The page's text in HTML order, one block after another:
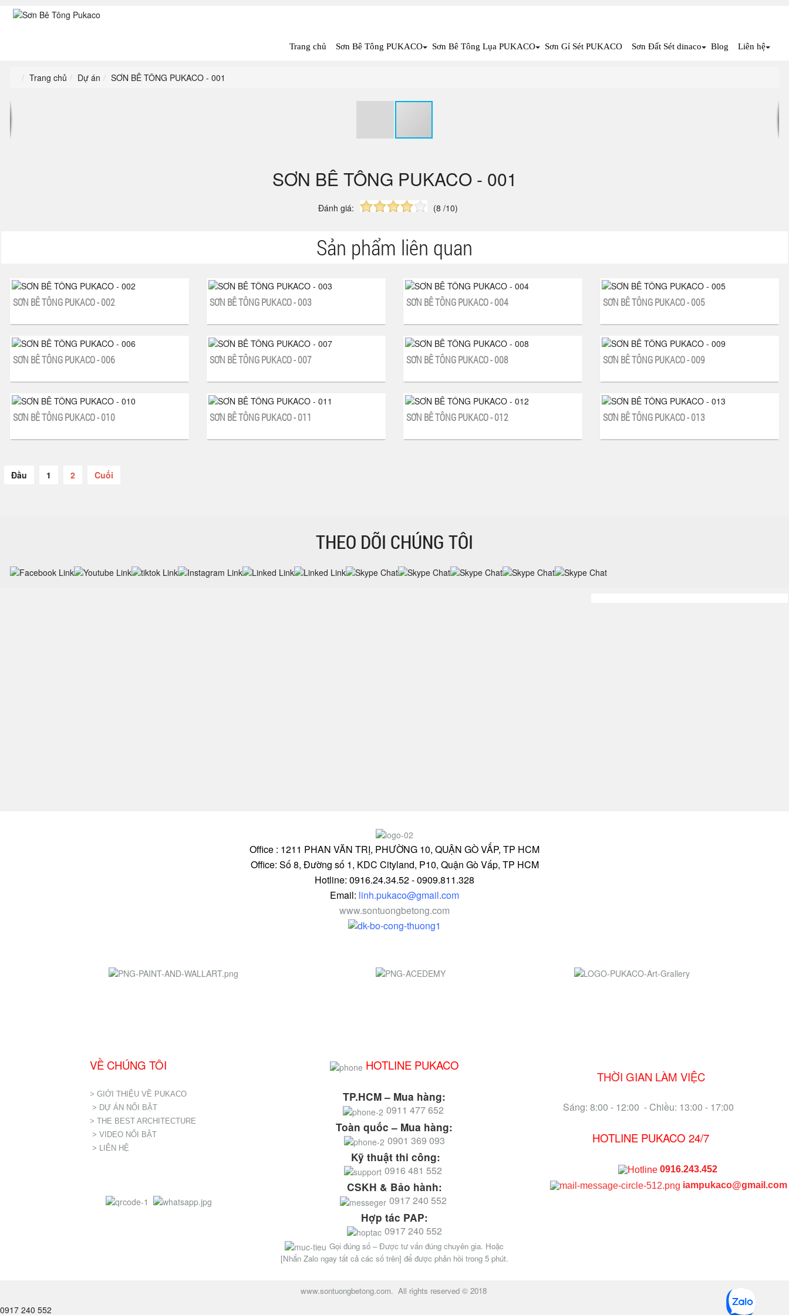
Trang chủ Sơn Bê Tông PUKACO Sơn Bê Tông Lụa PUKACO Sơn Gỉ Sét PUKACO Sơn Đất Sét dinaco Blog Liên hệ
Trang chủ Dự án SƠN BÊ TÔNG PUKACO - 001
SƠN BÊ TÔNG PUKACO - 001
Đánh giá: (8 /10)
Sản phẩm liên quan
SƠN BÊ TÔNG PUKACO - 002 SƠN BÊ TÔNG PUKACO - 003 SƠN BÊ TÔNG PUKACO - 004 SƠN BÊ TÔNG PUKACO - 005
SƠN BÊ TÔNG PUKACO - 006 SƠN BÊ TÔNG PUKACO - 007 SƠN BÊ TÔNG PUKACO - 008 SƠN BÊ TÔNG PUKACO - 009
SƠN BÊ TÔNG PUKACO - 010 SƠN BÊ TÔNG PUKACO - 011 SƠN BÊ TÔNG PUKACO - 012 SƠN BÊ TÔNG PUKACO - 013
Đầu 1 2 Cuối
THEO DÕI CHÚNG TÔI
Office : 1211 PHAN VĂN TRỊ, PHƯỜNG 10, QUẬN GÒ VẤP, TP HCM
Office: Số 8, Đường số 1, KDC Cityland, P10, Quận Gò Vấp, TP HCM
Hotline: 0916.24.34.52 - 0909.811.328
Email: linh.pukaco@gmail.com
www.sontuongbetong.com
VỀ CHÚNG TÔI
> GIỚI THIỆU VỀ PUKACO
> DỰ ÁN NỔI BẬT
> THE BEST ARCHITECTURE
> VIDEO NỔI BẬT
> LIÊN HỆ
HOTLINE PUKACO
TP.HCM – Mua hàng:
0911 477 652
Toàn quốc – Mua hàng:
0901 369 093
Kỹ thuật thi công:
0916 481 552
CSKH & Bảo hành:
0917 240 552
Hợp tác PAP:
0917 240 552
Gọi đúng số – Được tư vấn đúng chuyên gia. Hoặc
[Nhắn Zalo ngay tất cả các số trên] để được phản hồi trong 5 phút.
THỜI GIAN LÀM VIỆC
Sáng: 8:00 - 12:00 - Chiều: 13:00 - 17:00
HOTLINE PUKACO 24/7
0916.243.452
iampukaco@gmail.com
www.sontuongbetong.com. All rights reserved © 2018
0917 240 552